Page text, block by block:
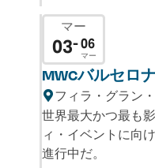
マー
03- 06
マー
MWCバルセロ
フィラ・グラン
世界最大かつ最も
ィ・イベントに向
進行中だ。